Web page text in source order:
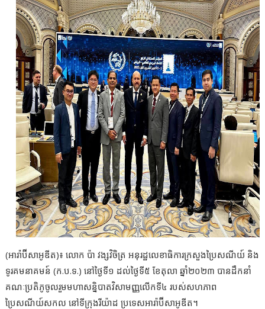
(អារ៉ាប៊ីសាអូឌីត)៖ លោក ប៉ា វង្សវិចិត្រ អនុរដ្ឋលេខាធិការក្រសួងប្រៃសណីយ៍ និង
ទូរគមនាគមន៍ (ក.ប.ទ.) នៅថ្ងៃទី១ ដល់ថ្ងៃទី៥ ខែតុលា ឆ្នាំ២០២៣ បានដឹកនាំ
គណៈប្រតិភូចូលរួមមហាសន្និបាតវិសាមញ្ញលើកទី៤ របស់សហភាព
ប្រៃសណីយ៍សកល នៅទីក្រុងរីយ៉ាដ ប្រទេសអារ៉ាប៊ីសាអូឌីត។